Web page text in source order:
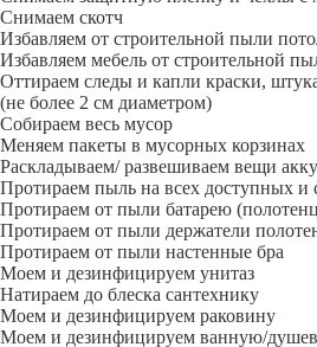
Снимаем скотч
Избавляем от строительной пыли
Избавляем мебель от строительной
Оттираем следы и капли краски,
(не более 2 см диаметром)
Собираем весь мусор
Меняем пакеты в мусорных корзинах
Раскладываем/ развешиваем вещи
Протираем пыль на всех доступных и
Протираем от пыли батарею
Протираем от пыли держатели
Протираем от пыли настенные бра
Моем и дезинфицируем унитаз
Натираем до блеска сантехнику
Моем и дезинфицируем раковину
Моем и дезинфицируем ванную/